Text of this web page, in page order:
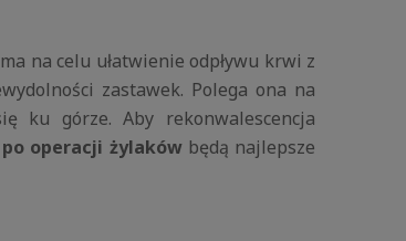
na celu ułatwienie odpływu krwi z
zastawek. Polega ona na
ku górze.Aby rekonwalescencja
operacji żylakówbędą najlepsze